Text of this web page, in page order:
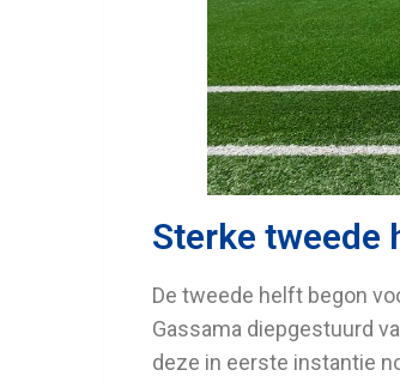
Sterke tweede
De tweede helft begon
Gassama diepgestuurd
deze in eerste instantie